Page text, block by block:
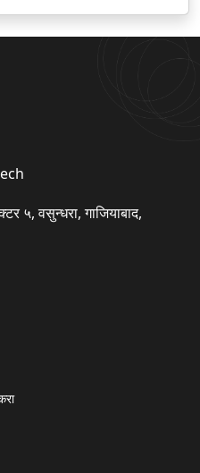
ला
५, वसुन्धरा, गाजियाबाद,